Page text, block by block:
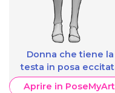
Donna che tiene la
testa in posa
Aprire in PoseMyArt